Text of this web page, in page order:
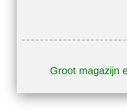
Groot magazijn